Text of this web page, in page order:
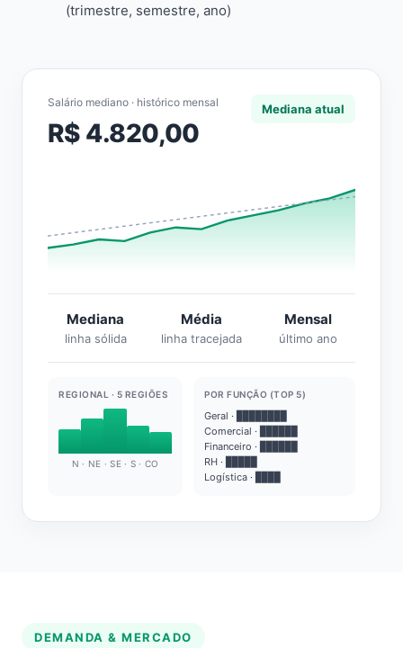
(trimestre, semestre, ano)
Salário mediano · histórico mensal
R$ 4.820,00
Mediana atual
Mediana
linha sólida
Média
linha tracejada
Mensal
último ano
REGIONAL · 5 REGIÕES
N · NE · SE · S · CO
POR FUNÇÃO (TOP 5)
Geral · ████████
Comercial · ██████
Financeiro · ██████
RH · █████
Logística · ████
DEMANDA & MERCADO